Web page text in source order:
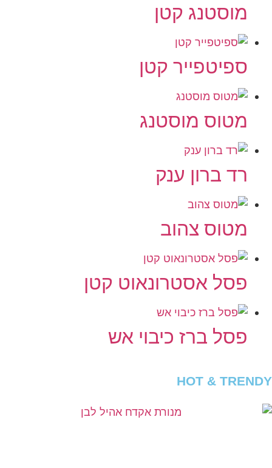
מוסטנג קטן
ספיטפייר קטן
מטוס מוסטנג
רד ברון ענק
מטוס צהוב
פסל אסטרונאוט קטן
פסל ברז כיבוי אש
HOT & TRENDY